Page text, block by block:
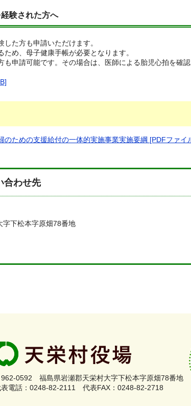
験された方へ
た方も申請いただけます。
め、母子健康手帳が必要となります。
申請可能です。その場合は、医師による胎児心拍を確
のための支援給付の一体的実施事業実施要綱 [PDFファイ
合わせ先
下松本字原畑78番地
962-0592 福島県岩瀬郡天栄村大字下松本字原畑78番地
表電話：0248-82-2111 代表FAX：0248-82-2718